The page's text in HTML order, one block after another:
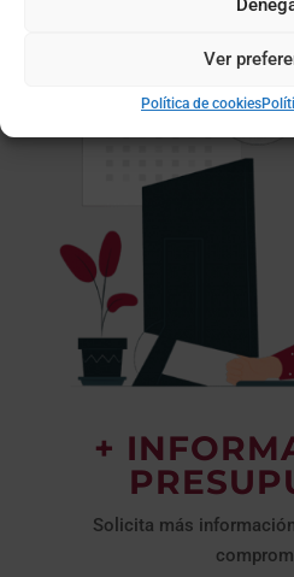
Ver
Política de cookies
+
Solicita más